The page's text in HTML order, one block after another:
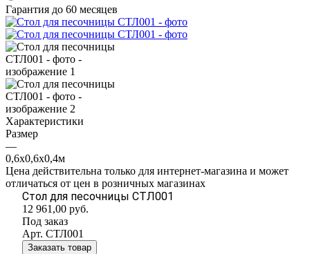
Гарантия до 60 месяцев
Характеристики
Размер
—
0,6х0,6х0,4м
Цена действительна только для интернет-магазина и может
отличаться от цен в розничных магазинах
Стол для песочницы СТЛ001
12 961,00 руб.
Под заказ
Арт. СТЛ001
Заказать товар